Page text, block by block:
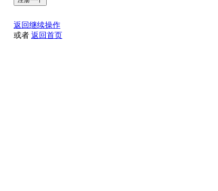
返回继续操作
或者 返回首页